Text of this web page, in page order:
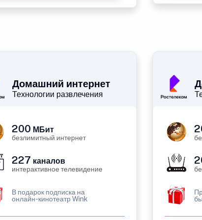
Домашний интернет
Технологии развлечения
200 МБит
безлимитный интернет
227 каналов
интерактивное телевидение
В подарок подписка на
онлайн-кинотеатр Wink